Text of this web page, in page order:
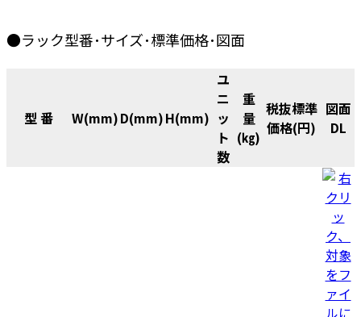
●ラック型番･サイズ･標準価格･図面
型 番 W(mm)D(mm)H(mm)
ユ
ニ
ッ
ト
数
重
量
(㎏)
税抜標準
価格(円)
図面
DL